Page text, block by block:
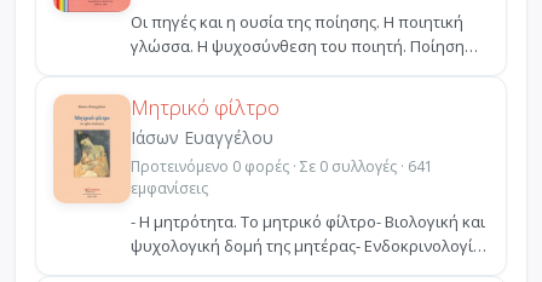
Οι πηγές και η ουσία της ποίησης. Η ποιητική
γλώσσα. Η ψυχοσύνθεση του ποιητή. Ποίηση
και φαντασία. ...
Μητρικό φίλτρο
Ιάσων Ευαγγέλου
Προτεινόμενο 0 φορές · Σε 0 συλλογές · 641
εμφανίσεις
- Η μητρότητα. Το μητρικό φίλτρο- Βιολογική και
ψυχολογική δομή της μητέρας- Ενδοκρινολογία
- Ορμόνε...